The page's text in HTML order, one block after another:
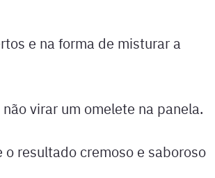
e na forma de misturar a
virar um omelete na panela.
resultado cremoso e saboroso